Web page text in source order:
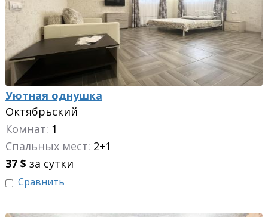
Уютная однушка
Октябрьский
Комнат: 1
Спальных мест: 2+1
37 $ за сутки
Сравнить